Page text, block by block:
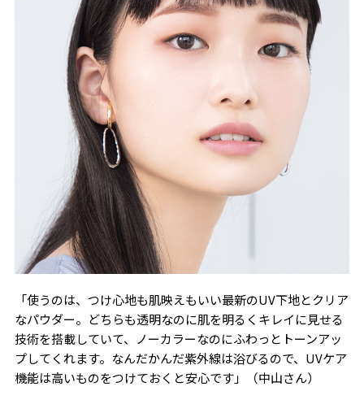
「使うのは、つけ心地も肌映えもいい最新のUV下地とクリア
なパウダー。どちらも透明なのに肌を明るくキレイに見せる
技術を搭載していて、ノーカラーなのにふわっとトーンアッ
プしてくれます。なんだかんだ紫外線は浴びるので、UVケア
機能は高いものをつけておくと安心です」（中山さん）